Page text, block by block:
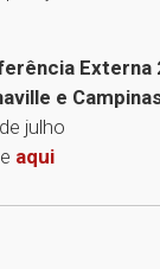
Externa
e
julho
aqui